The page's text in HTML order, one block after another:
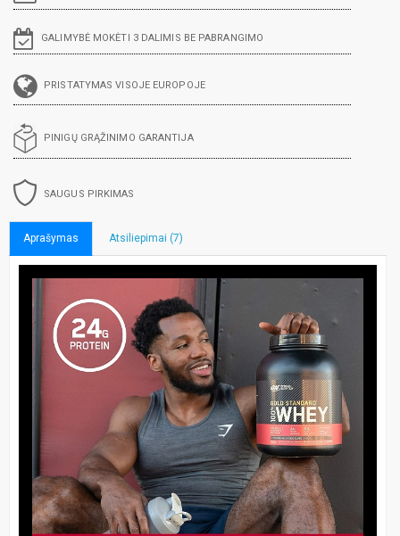
GALIMYBĖ MOKĖTI 3 DALIMIS BE PABRANGIMO
PRISTATYMAS VISOJE EUROPOJE
PINIGŲ GRĄŽINIMO GARANTIJA
SAUGUS PIRKIMAS
Aprašymas Atsiliepimai (7)